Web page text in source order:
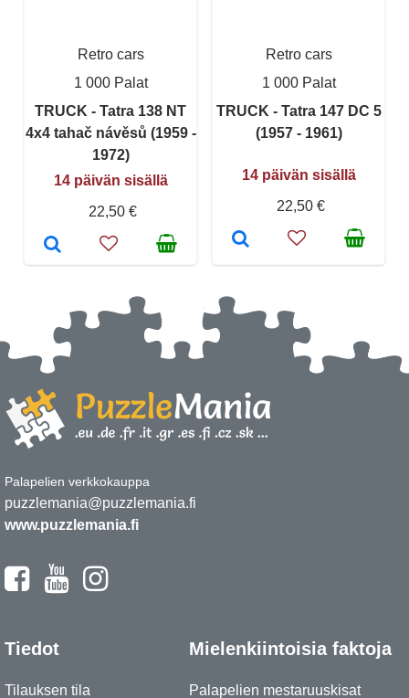
Retro cars
1 000 Palat
TRUCK - Tatra 138 NT
4x4 tahač návěsů (1959 -
1972)
14 päivän sisällä
22,50 €
Retro cars
1 000 Palat
TRUCK - Tatra 147 DC 5
(1957 - 1961)
14 päivän sisällä
22,50 €
Palapelien verkkokauppa
puzzlemania@puzzlemania.fi
www.puzzlemania.fi
Tiedot
Tilauksen tila
Mielenkiintoisia faktoja
Palapelien mestaruuskisat